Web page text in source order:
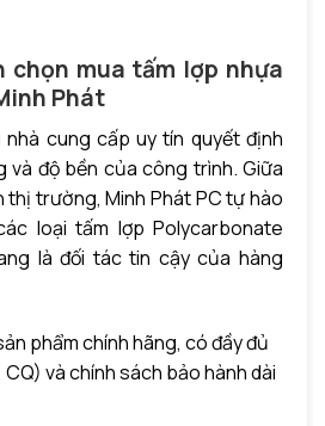
chọn mua tấm lợp nhựa
Phát
nhà cung cấp uy tín quyết định
và độ bền của công trình. Giữa
thị trường, Minh Phát PC tự hào
loại tấm lợp Polycarbonate
là đối tác tin cậy của hàng
phẩm chính hãng, có đầy đủ
và chính sách bảo hành dài